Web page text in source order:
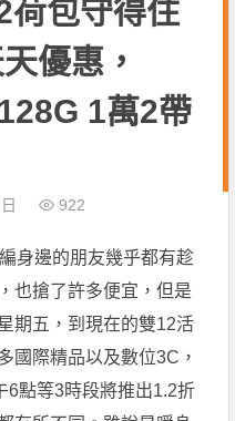
荷包守得住
優惠，
1萬2帶
922
身邊的朋友幾乎都有趁
也搶了許多便宜，但是
期五，到現在的雙12活
國際精品以及數位3C，
6點等3時段將推出1.2折